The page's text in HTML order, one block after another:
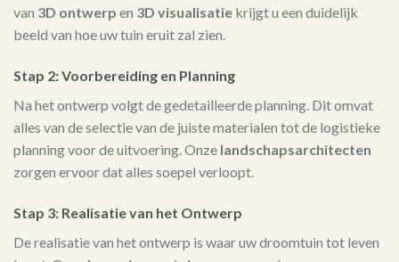
van 3D ontwerp en 3D visualisatie krijgt u een duidelijk
beeld van hoe uw tuin eruit zal zien.
Stap 2: Voorbereiding en Planning
Na het ontwerp volgt de gedetailleerde planning. Dit omvat
alles van de selectie van de juiste materialen tot de logistieke
planning voor de uitvoering. Onze landschapsarchitecten
zorgen ervoor dat alles soepel verloopt.
Stap 3: Realisatie van het Ontwerp
De realisatie van het ontwerp is waar uw droomtuin tot leven